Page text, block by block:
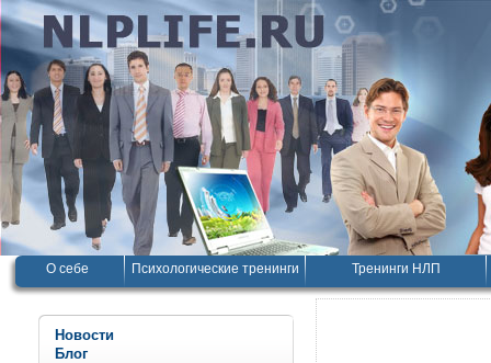
О себе Психологические тренинги Тренинги НЛП
Новости
Блог